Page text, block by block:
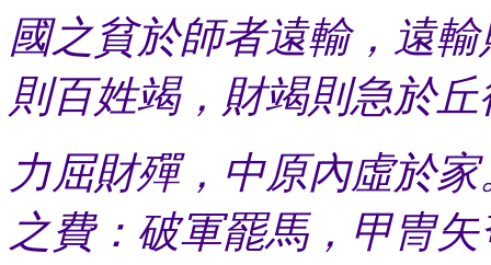
國之貧於師者遠輸，遠
則百姓竭，財竭則急於丘
力屈財殫，中原內虛於
之費：破軍罷馬，甲冑